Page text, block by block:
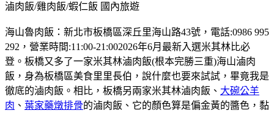
滷肉飯/雞肉飯/蝦仁飯 國內旅遊
海山魯肉飯：新北市板橋區深丘里海山路43號，電話:0986 995
292，營業時間:11:00-21:002026年6月最新入選米其林比必
登。板橋又多了一家米其林滷肉飯(根本完勝三重)海山滷肉
飯，身為板橋區美食里里長伯，說什麼也要來試試，畢竟我是
徹底的滷肉飯。相比，板橋另兩家米其林滷肉飯、 大碗公羊
肉 、 葉家藥燉排骨的滷肉飯、它的顏色算是偏金黃的醬色，黏